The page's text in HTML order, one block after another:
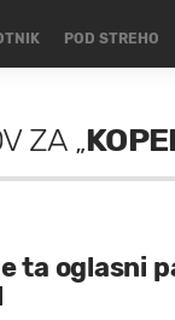
POD STREHO
ZA„
ta oglasni